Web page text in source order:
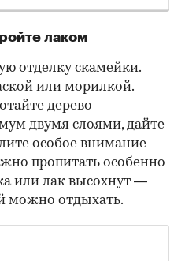
лаком
отделку скамейки.
или морилкой.
дерево
двумя слоями, дайте
особое внимание
пропитать особенно
или лак высохнут —
можно отдыхать.